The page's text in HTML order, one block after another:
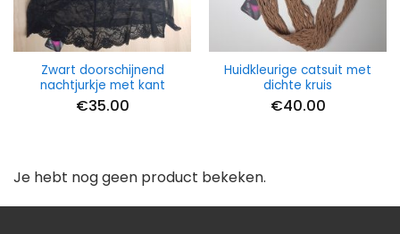
Zwart doorschijnend
nachtjurkje met kant
€35.00
Huidkleurige catsuit met
dichte kruis
€40.00
Je hebt nog geen product bekeken.